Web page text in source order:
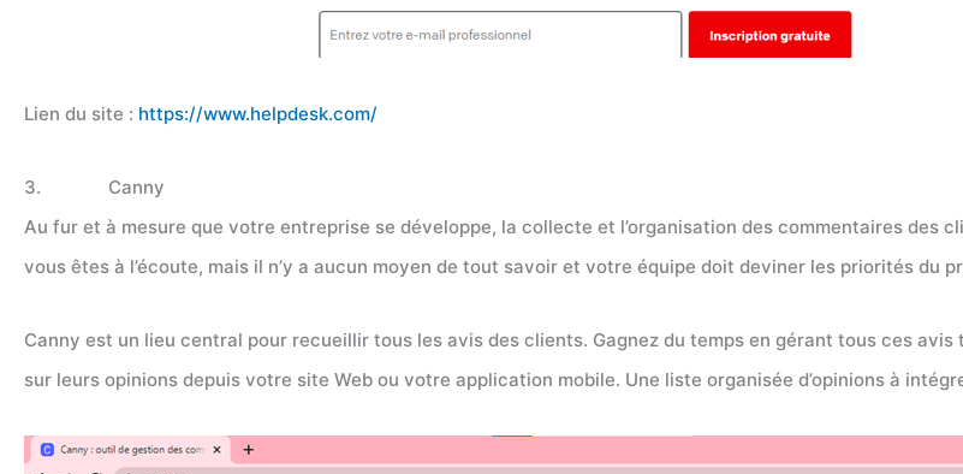
Lien du site : https://www.helpdesk.com/
3. Canny
Au fur et à mesure que votre entreprise se développe, la collecte et l’organisation des commentaires des
vous êtes à l’écoute, mais il n’y a aucun moyen de tout savoir et votre équipe doit deviner les priorités du
Canny est un lieu central pour recueillir tous les avis des clients. Gagnez du temps en gérant tous ces
sur leurs opinions depuis votre site Web ou votre application mobile. Une liste organisée d’opinions à